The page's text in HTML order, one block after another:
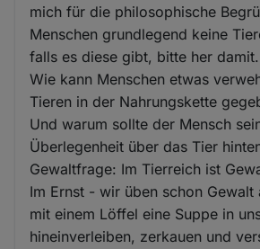
mich für die philosophische
Menschen grundlegend keine
falls es diese gibt, bitte her damit.
Wie kann Menschen etwas
Tieren in der Nahrungskette
Und warum sollte der Mensch
Überlegenheit über das Tier
Gewaltfrage: Im Tierreich ist
Im Ernst - wir üben schon Gewalt
mit einem Löffel eine Suppe in
hineinverleiben, zerkauen und